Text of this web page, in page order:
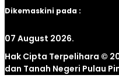
Dikemaskini pada :
07 August 2026.
Hak Cipta Terpelihara ©
dan Tanah Negeri Pulau